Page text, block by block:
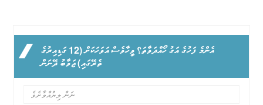
އެންމެ ފަހުގެ އަގު ހޯއްދަވާތަ؟ ވީހާވެސް އަވަހަކަށް (12 ގަޑިއިރުގެ
ތެރޭގައި) ޖަވާބު ދޭނަން